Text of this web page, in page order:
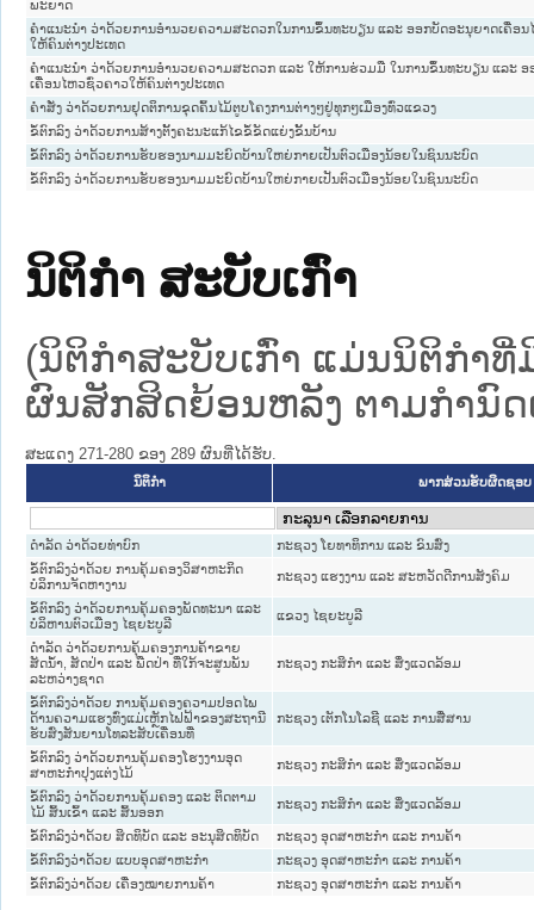
ພະຍາດ
ຄຳແນະນຳ ວ່າດ້ວຍການອຳນວຍຄວາມສະດວກໃນການຂຶ້ນທະບຽນ ແລະ ອອກບັດອະນຸຍາດເຄື່ອ
ໃຫ້ຄົນຕ່າງປະເທດ
ຄຳແນະນຳ ວ່າດ້ວຍການອຳນວຍຄວາມສະດວກ ແລະ ໃຫ້ການຮ່ວມມື ໃນການຂຶ້ນທະບຽນ ແລະ ອ
ເຄື່ອນໄຫວຊົ່ວຄາວໃຫ້ຄົນຕ່າງປະເທດ
ຄຳສັ່ງ ວ່າດ້ວຍການຢຸດຕິການຂຸດຄົ້ນໄມ້ຕູບໂຄງການຕ່າງໆຢູ່ທຸກໆເມືອງທົ່ວແຂວງ
ຂໍ້ຕົກລົງ ວ່າດ້ວຍການສ້າງຕັ້ງຄະນະແກ້ໄຂຂໍ້ຂັດແຍ່ງຂັ້ນບ້ານ
ຂໍ້ຕົກລົງ ວ່າດ້ວຍການຮັບຮອງນາມມະຍົດບ້ານໃຫຍ່ກາຍເປັນຕົວເມືອງນ້ອຍໃນຊົນນະບົດ
ຂໍ້ຕົກລົງ ວ່າດ້ວຍການຮັບຮອງນາມມະຍົດບ້ານໃຫຍ່ກາຍເປັນຕົວເມືອງນ້ອຍໃນຊົນນະບົດ
ນິຕິກໍາ ສະບັບເກົ່າ
(ນິຕິກໍາສະບັບເກົ່າ ແມ່ນນິຕິກໍາ
ຜົນສັກສິດຍ້ອນຫລັງ ຕາມກໍານົດ
ສະແດງ 271-280 ຂອງ 289 ຜົນທີ່ໄດ້ຮັບ.
ນິຕິກໍາ ພາກສ່ວນຮັບຜິດຊອບ
ດໍາລັດ ວ່າດ້ວຍທ່າບົກ
ກະຊວງ ໂຍທາທິການ ແລະ ຂົນສົ່ງ
ຂໍ້ຕົກລົງວ່າດ້ວຍ ການຄຸ້ມຄອງວິສາຫະກິດ
ບໍລິການຈັດຫາງານ
ກະຊວງ ແຮງງານ ແລະ ສະຫວັດດີການສັງຄົມ
ຂໍ້ຕົກລົງ ວ່າດ້ວຍການຄຸ້ມຄອງພັດທະນາ ແລະ
ບໍລິຫານຕົວເມືອງ ໄຊຍະບູລີ
ແຂວງ ໄຊຍະບູລີ
ດຳລັດ ວ່າດ້ວຍການຄຸ້ມຄອງການຄ້າຂາຍ
ສັດນໍ້າ, ສັດປ່າ ແລະ ພືດປ່າ ທີ່ໃກ້ຈະສູນພັນ
ລະຫວ່າງຊາດ
ກະຊວງ ກະສິກຳ ແລະ ສິ່ງແວດລ້ອມ
ຂໍ້ຕົກລົງວ່າດ້ວຍ ການຄຸ້ມຄອງຄວາມປອດໄພ
ດ້ານຄວາມແຮງທົ່ງແມ່ເຫຼັກໄຟຟ້າຂອງສະຖານີ
ຮັບສົ່ງສັນຍານໂທລະສັບເຄື່ອນທີ່
ກະຊວງ ເຕັກໂນໂລຊີ ແລະ ການສື່ສານ
ຂໍ້ຕົກລົງ ວ່າດ້ວຍການຄຸ້ມຄອງໂຮງງານອຸດ
ສາຫະກໍາປຸງແຕ່ງໄມ້
ກະຊວງ ກະສິກຳ ແລະ ສິ່ງແວດລ້ອມ
ຂໍ້ຕົກລົງ ວ່າດ້ວຍການຄຸ້ມຄອງ ແລະ ຕິດຕາມ
ໄມ້ ສົ້ນເຂົ້າ ແລະ ສົ້ນອອກ
ກະຊວງ ກະສິກຳ ແລະ ສິ່ງແວດລ້ອມ
ຂໍ້ຕົກລົງວ່າດ້ວຍ ສິດທິບັດ ແລະ ອະນຸສິດທິບັດ
ກະຊວງ ອຸດສາຫະກຳ ແລະ ການຄ້າ
ຂໍ້ຕົກລົງວ່າດ້ວຍ ແບບອຸດສາຫະກໍາ
ກະຊວງ ອຸດສາຫະກຳ ແລະ ການຄ້າ
ຂໍ້ຕົກລົງວ່າດ້ວຍ ເຄື່ອງໝາຍການຄ້າ
ກະຊວງ ອຸດສາຫະກຳ ແລະ ການຄ້າ